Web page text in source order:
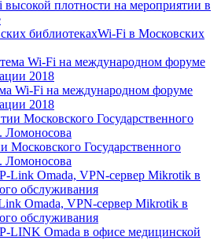
плотности на мероприятии в
Wi-Fi в Московских
Wi-Fi на международном форуме
2018
Государственного
Ломоносова
Omada, VPN-сервер Mikrotik в
обслуживания